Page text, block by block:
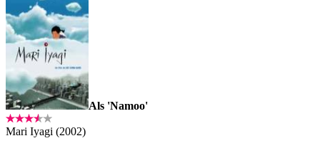
Als 'Namoo'
Mari Iyagi (2002)